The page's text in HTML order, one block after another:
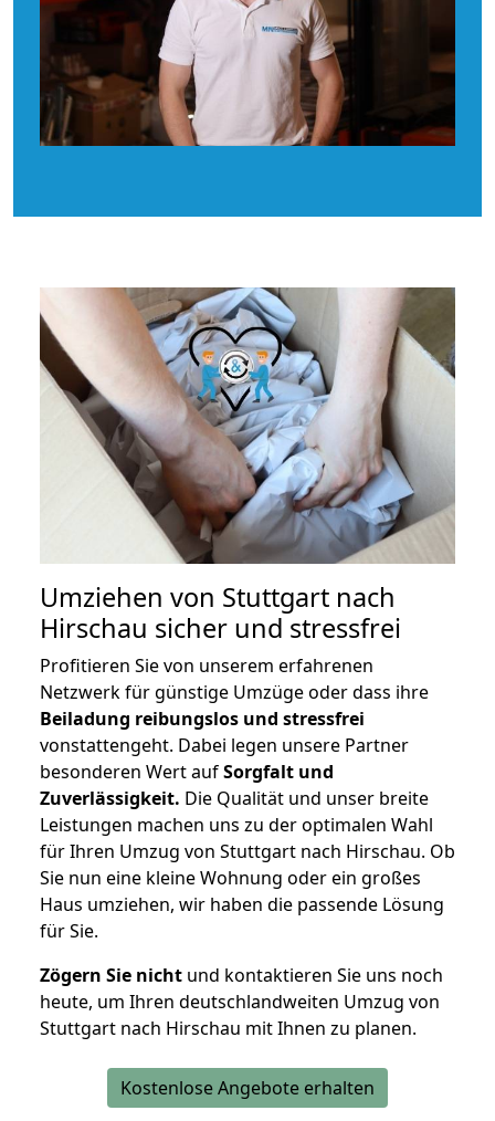
Umziehen von Stuttgart nach
Hirschau sicher und stressfrei
Profitieren Sie von unserem erfahrenen
Netzwerk für günstige Umzüge oder dass ihre
Beiladung reibungslos und stressfrei
vonstattengeht. Dabei legen unsere Partner
besonderen Wert aufSorgfalt und
Zuverlässigkeit. Die Qualität und unser breite
Leistungen machen uns zu der optimalen Wahl
für Ihren Umzug von Stuttgart nach Hirschau. Ob
Sie nun eine kleine Wohnung oder ein großes
Haus umziehen, wir haben die passende Lösung
für Sie.
Zögern Sie nicht und kontaktieren Sie uns noch
heute, um Ihren deutschlandweiten Umzug von
Stuttgart nach Hirschau mit Ihnen zu planen.
Kostenlose Angebote erhalten